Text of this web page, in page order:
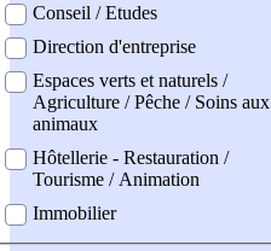
Conseil / Etudes
Direction d'entreprise
Espaces verts et naturels /
Agriculture / Pêche / Soins aux
animaux
Hôtellerie - Restauration /
Tourisme / Animation
Immobilier